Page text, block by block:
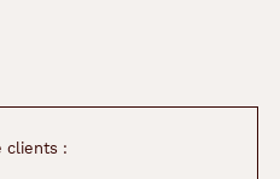
clients :